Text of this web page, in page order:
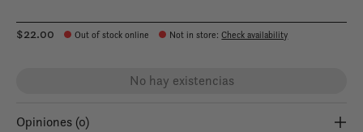
$22.00 Out of stock online Not in store:Check availability
No hay existencias
Opiniones (0)